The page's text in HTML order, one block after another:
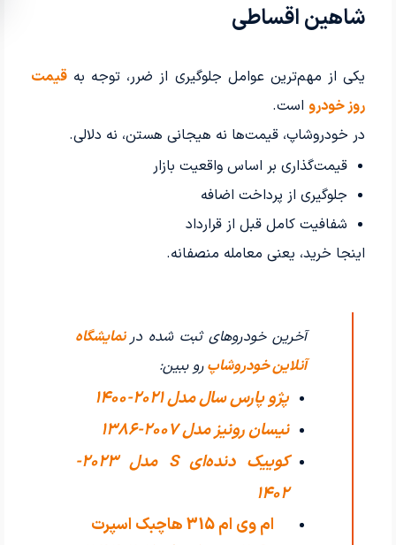
شاهین اقساطی
یکی از مهم‌ترین عوامل جلوگیری از ضرر، توجه بهقیمت
روز خودرو است.
در خودروشاپ، قیمت‌ها نه هیجانی هستن، نه دلالی.
قیمت‌گذاری بر اساس واقعیت بازار
جلوگیری از پرداخت اضافه
شفافیت کامل قبل از قرارداد
اینجا خرید، یعنی معامله منصفانه.
آخرین خودروهای ثبت شده درنمایشگاه
آنلاین خودروشاپرو ببین:
پژو پارس سال مدل 2021-1400
نیسان رونیز مدل 2007-1386
کوییک دنده‌ای S مدل 2023-
1402
ام وی ام 315 هاچبک اسپرت